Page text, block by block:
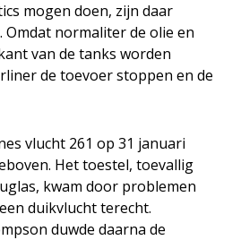
mogen doen, zijn daar
normaliter de olie en
van de tanks worden
de toevoer stoppen en de
vlucht 261 op 31 januari
Het toestel, toevallig
kwam door problemen
duikvlucht terecht.
duwde daarna de